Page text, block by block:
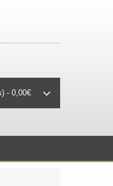
- 0,00€